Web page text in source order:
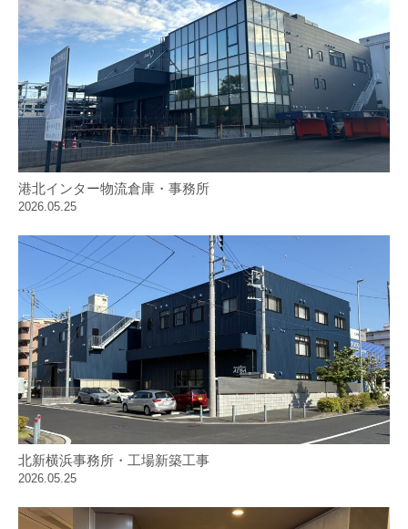
港北インター物流倉庫・事務所
2026.05.25
北新横浜事務所・工場新築工事
2026.05.25